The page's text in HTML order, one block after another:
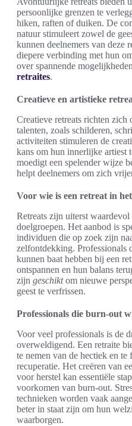
persoonlijke grenzen te
hiken, raften of duiken. De
natuur stimuleert zowel de
kunnen deelnemers van deze
diepere verbinding met hun
over spannende
retraites.
Creatieve en artistieke
Creatieve retreats richten zich
talenten, zoals schilderen,
activiteiten stimuleren de
kans om hun innerlijke artiest
moedigt een spelender wijze
helpt deelnemers om zich
Voor wie is een retreat in
Retreats zijn uiterst
doelgroepen. Het aanbod is
individuen die op zoek zijn
zelfontdekking. Professionals
kunnen baat hebben bij een
ontspannen en hun balans
zijn geschiktom nieuwe
geest te verfrissen.
Professionals die burn-out
Voor veel professionals is de
overweldigend. Een retraite
te nemen van de hectiek en te
recuperatie. Het creëren van
voor herstel kan essentiële
voorkomen van burn-out.
technieken worden vaak
beter in staat zijn om hun
waarborgen.